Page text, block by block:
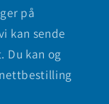
på
kan sende
Du kan og